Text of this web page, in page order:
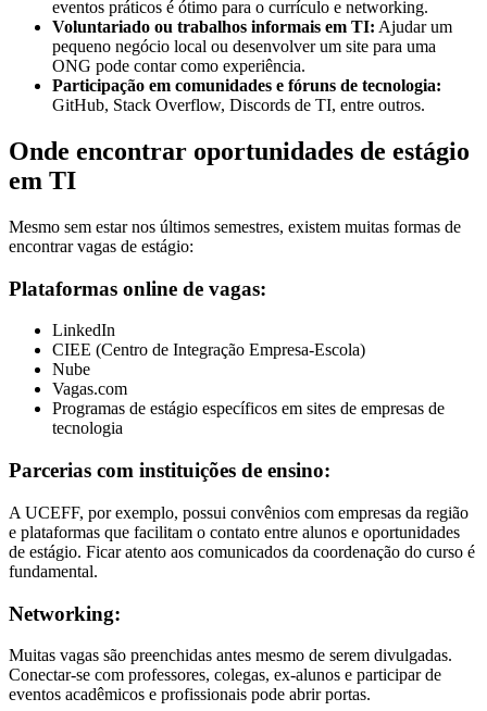
eventos práticos é ótimo para o currículo e networking.
Voluntariado ou trabalhos informais em TI: Ajudar um
pequeno negócio local ou desenvolver um site para uma
ONG pode contar como experiência.
Participação em comunidades e fóruns de tecnologia:
GitHub, Stack Overflow, Discords de TI, entre outros.
Onde encontrar oportunidades de estágio
em TI
Mesmo sem estar nos últimos semestres, existem muitas formas de
encontrar vagas de estágio:
Plataformas online de vagas:
LinkedIn
CIEE (Centro de Integração Empresa-Escola)
Nube
Vagas.com
Programas de estágio específicos em sites de empresas de
tecnologia
Parcerias com instituições de ensino:
A UCEFF, por exemplo, possui convênios com empresas da região
e plataformas que facilitam o contato entre alunos e oportunidades
de estágio. Ficar atento aos comunicados da coordenação do curso é
fundamental.
Networking:
Muitas vagas são preenchidas antes mesmo de serem divulgadas.
Conectar-se com professores, colegas, ex-alunos e participar de
eventos acadêmicos e profissionais pode abrir portas.